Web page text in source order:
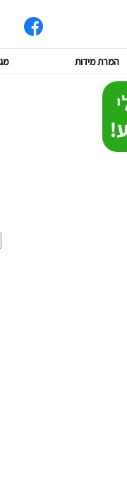
המרת מידות